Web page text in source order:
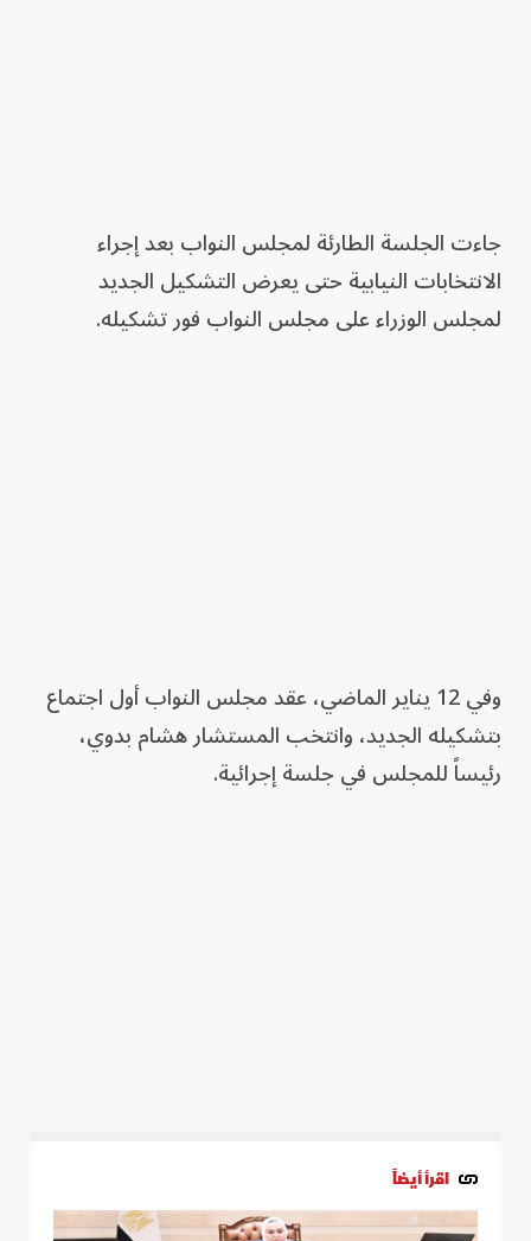
جاءت الجلسة الطارئة لمجلس النواب بعد إجراء
الانتخابات النيابية حتى يعرض التشكيل الجديد
لمجلس الوزراء على مجلس النواب فور تشكيله.
وفي 12 يناير الماضي، عقد مجلس النواب أول اجتماع
بتشكيله الجديد، وانتخب المستشار هشام بدوي،
رئيساً للمجلس في جلسة إجرائية.
اقرأ أيضاً